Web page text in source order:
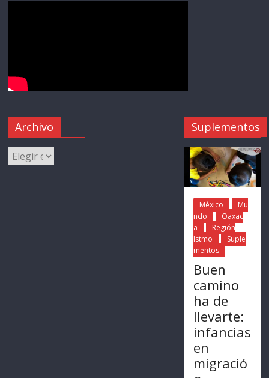
Archivo Suplementos
México
Mu
ndo
Oaxac
a
Región
Istmo
Suple
mentos
Buen
camino
ha de
llevarte:
infancias
en
migració